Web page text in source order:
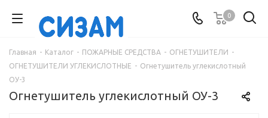
0
Главная - Каталог - ПОЖАРНЫЕ СРЕДСТВА - ОГНЕТУШИТЕЛИ -
ОГНЕТУШИТЕЛИ УГЛЕКИСЛОТНЫЕ - Огнетушитель углекислотный
ОУ-3
Огнетушитель углекислотный ОУ-3